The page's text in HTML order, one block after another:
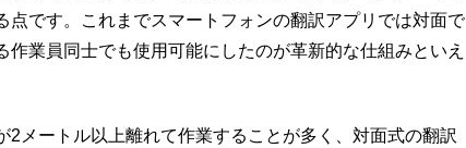
点です。これまでスマートフォンの翻訳アプリでは対面で
業員同士でも使用可能にしたのが革新的な仕組みといえ
メートル以上離れて作業することが多く、対面式の翻訳